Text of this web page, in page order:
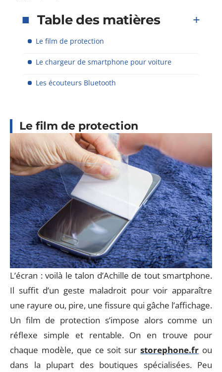
Table des matières
Le film de protection
Le chargeur de smartphone pour voiture
Les écouteurs Bluetooth
Le film de protection
L’écran : voilà le talon d’Achille de tout smartphone.
Il suffit d’un geste maladroit pour voir apparaître
une rayure ou, pire, une fissure qui gâche l’affichage.
Un film de protection s’impose alors comme un
réflexe simple et rentable. On en trouve pour
chaque modèle, que ce soit surstorephone.fr ou
dans la plupart des boutiques spécialisées. Peu